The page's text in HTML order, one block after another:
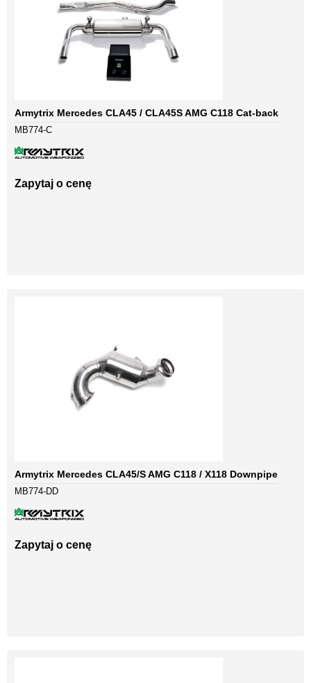
Armytrix Mercedes CLA45 / CLA45S AMG C118 Cat-back
MB774-C
Zapytaj o cenę
Armytrix Mercedes CLA45/S AMG C118 / X118 Downpipe
MB774-DD
Zapytaj o cenę